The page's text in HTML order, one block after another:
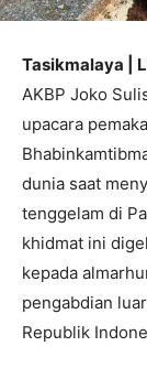
Tasikmalaya |
AKBP Joko
upacara
dunia saat
tenggelam di
khidmat ini
kepada
pengabdian
Republik